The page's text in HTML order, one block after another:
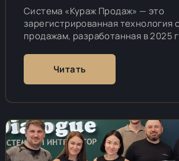
Система «Кураж Продаж» — это
зарегистрированная технология
продажам, разработанная в 2025
Читать